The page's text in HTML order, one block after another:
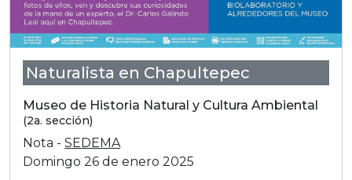
Naturalista en Chapultepec
Museo de Historia Natural y Cultura Ambiental
(2a. sección)
Nota - SEDEMA
Domingo 26 de enero 2025